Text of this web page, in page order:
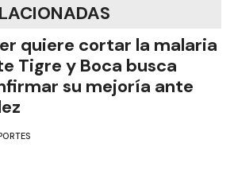
quiere cortar la malaria
Tigre y Boca busca
su mejoría ante